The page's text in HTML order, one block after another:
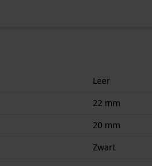
Leer
22 mm
20 mm
Zwart